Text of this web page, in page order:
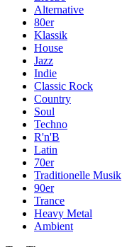
Alternative
80er
Klassik
House
Jazz
Indie
Classic Rock
Country
Soul
Techno
R'n'B
Latin
70er
Traditionelle Musik
90er
Trance
Heavy Metal
Ambient